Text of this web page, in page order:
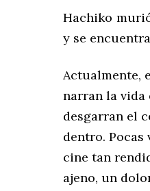
Hachiko
y se
Actualmente,
narran la vida
desgarran el
dentro. Pocas
cine tan
ajeno, un